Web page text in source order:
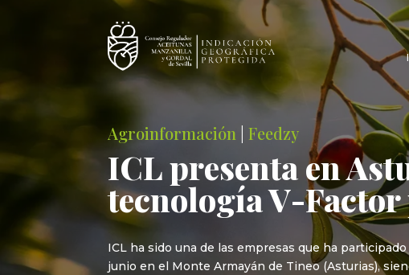
Agroinformación |Feedzy
ICL presenta en
tecnología V-
ICL ha sido una de las empresas que ha
junio en el Monte Armayán de Tineo (Asturias),